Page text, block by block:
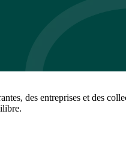
des entreprises et des